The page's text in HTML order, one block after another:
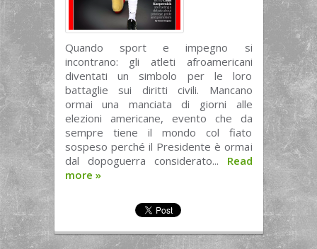
Quando sport e impegno si
incontrano: gli atleti afroamericani
diventati un simbolo per le loro
battaglie sui diritti civili. Mancano
ormai una manciata di giorni alle
elezioni americane, evento che da
sempre tiene il mondo col fiato
sospeso perché il Presidente è ormai
dal dopoguerra considerato... Read
more »